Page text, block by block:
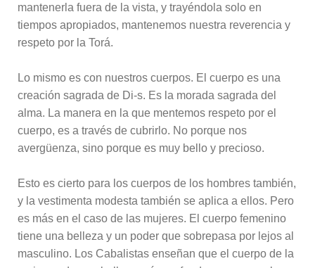
mantenerla fuera de la vista, y trayéndola solo en
tiempos apropiados, mantenemos nuestra reverencia y
respeto por la Torá.
Lo mismo es con nuestros cuerpos. El cuerpo es una
creación sagrada de Di-s. Es la morada sagrada del
alma. La manera en la que mentemos respeto por el
cuerpo, es a través de cubrirlo. No porque nos
avergüenza, sino porque es muy bello y precioso.
Esto es cierto para los cuerpos de los hombres también,
y la vestimenta modesta también se aplica a ellos. Pero
es más en el caso de las mujeres. El cuerpo femenino
tiene una belleza y un poder que sobrepasa por lejos al
masculino. Los Cabalistas enseñan que el cuerpo de la